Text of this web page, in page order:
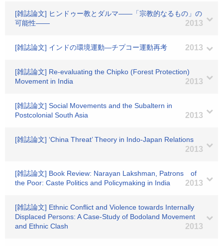
[雑誌論文] ヒンドゥー教とダルマ――「宗教的なるもの」の
可能性――
2013
[雑誌論文] インドの環境運動―チプコー運動再考 2013
[雑誌論文] Re-evaluating the Chipko (Forest Protection)
Movement in India
2013
[雑誌論文] Social Movements and the Subaltern in
Postcolonial South Asia
2013
[雑誌論文] ‘China Threat’ Theory in Indo-Japan Relations
2013
[雑誌論文] Book Review: Narayan Lakshman, Patrons of
the Poor: Caste Politics and Policymaking in India
2013
[雑誌論文] Ethnic Conflict and Violence towards Internally
Displaced Persons: A Case-Study of Bodoland Movement
and Ethnic Clash
2013